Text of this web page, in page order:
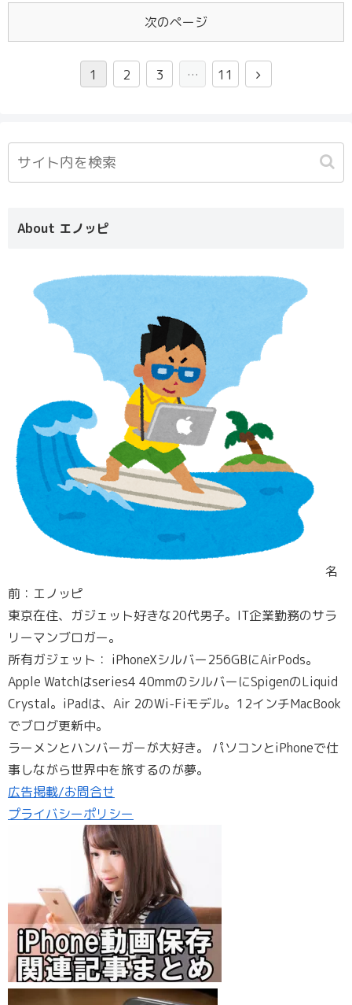
次のページ
1 2 3 … 11
About エノッピ
名
前：エノッピ
東京在住、ガジェット好きな20代男子。IT企業勤務のサラ
リーマンブロガー。
所有ガジェット： iPhoneXシルバー256GBにAirPods。
Apple Watchはseries4 40mmのシルバーにSpigenのLiquid
Crystal。iPadは、Air 2のWi-Fiモデル。12インチMacBook
でブログ更新中。
ラーメンとハンバーガーが大好き。 パソコンとiPhoneで仕
事しながら世界中を旅するのが夢。
広告掲載/お問合せ
プライバシーポリシー